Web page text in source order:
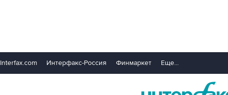
Interfax.com Интерфакс-Россия Финмаркет Еще...